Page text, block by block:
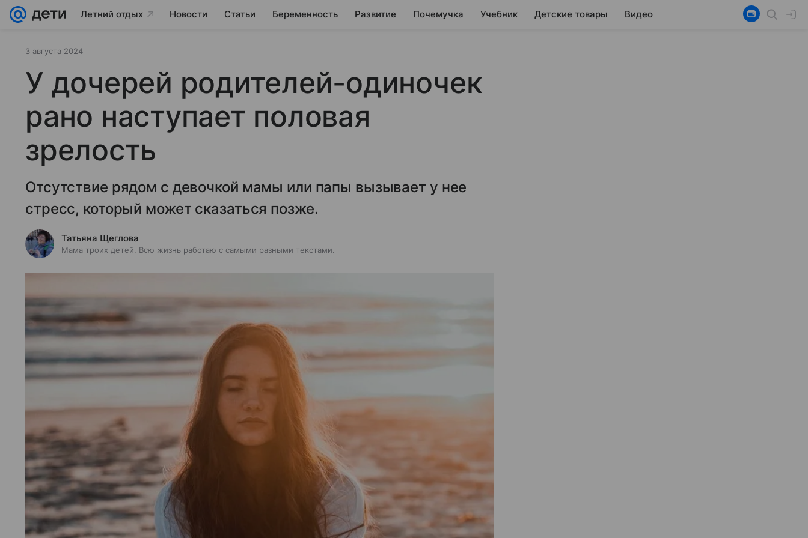
Летний отдых Новости Статьи Беременность Развитие Почемучка Учебник Детские товары Видео
3 августа 2024
У дочерей родителей-одиночек
рано наступает половая
зрелость
Отсутствие рядом с девочкой мамы или папы вызывает у нее
стресс, который может сказаться позже.
Татьяна Щеглова
Мама троих детей. Всю жизнь работаю с самыми разными текстами.